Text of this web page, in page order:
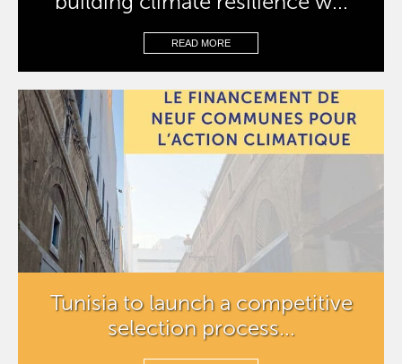
READ MORE
Tunisia to launch a competitive
selection process...